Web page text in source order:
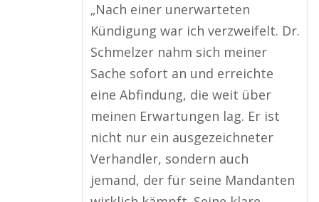
„Nach einer unerwarteten
Kündigung war ich verzweifelt. Dr.
Schmelzer nahm sich meiner
Sache sofort an und erreichte
eine Abfindung, die weit über
meinen Erwartungen lag. Er ist
nicht nur ein ausgezeichneter
Verhandler, sondern auch
jemand, der für seine Mandanten